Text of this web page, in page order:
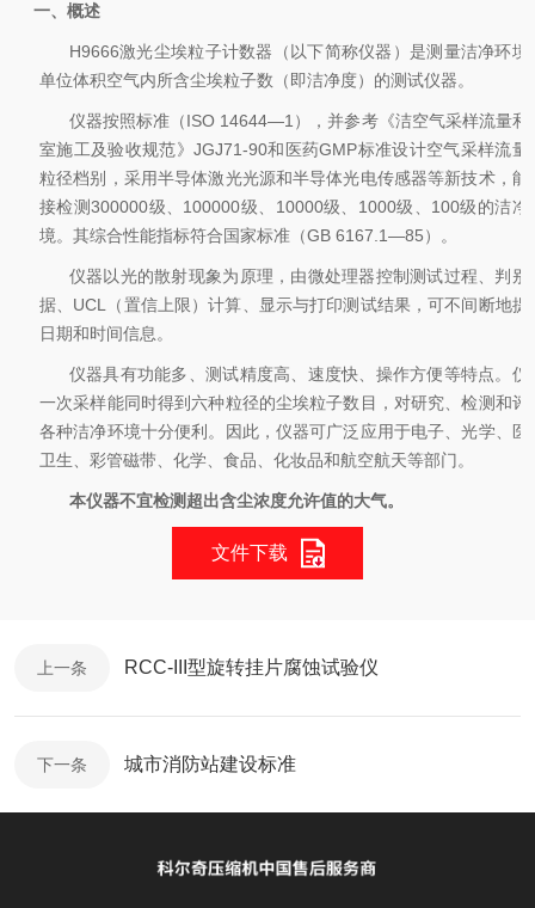
一、概述
H9666激光尘埃粒子计数器（以下简称仪器）是测量洁净环境
单位体积空气内所含尘埃粒子数（即洁净度）的测试仪器。
仪器按照标准（ISO 14644—1 ），并参考《洁空气采样流量和
室施工及验收规范》 JGJ71-90和医药GMP标准设计空气采样流量
粒径档别，采用半导体激光光源和半导体光电传感器等新技术，能
接检测300000级、 100000级、 10000级、 1000级、 100级的洁净
境。其综合性能指标符合国家标准（GB 6167 .1—85）。
仪器以光的散射现象为原理，由微处理器控制测试过程、判别
据、 UCL
（置信上限）计算、显示与打印测试结果，可不间断地提
日期和时间信息。
仪器具有功能多、测试精度高、速度快、操作方便等特点。仪
一次采样能同时得到六种粒径的尘埃粒子数目，对研究、检测和评
各种洁净环境十分便利。因此，仪器可广泛应用于电子、光学、医
卫生、彩管磁带、化学、食品、化妆品和航空航天等部门。
本仪器不宜检测超出含尘浓度允许值的大气。
文件下载
上一条 RCC-III型旋转挂片腐蚀试验仪
下一条 城市消防站建设标准